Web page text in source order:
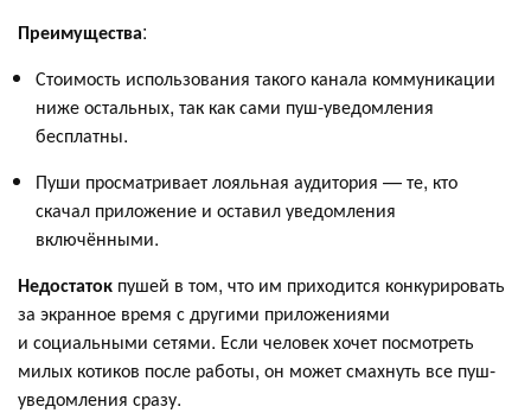
Преимущества:
Стоимость использования такого канала коммуникации
ниже остальных, так как сами пуш-уведомления
бесплатны.
Пуши просматривает лояльная аудитория — те, кто
скачал приложение и оставил уведомления
включёнными.
Недостаток пушей в том, что им приходится конкурировать
за экранное время с другими приложениями
и социальными сетями. Если человек хочет посмотреть
милых котиков после работы, он может смахнуть все пуш-
уведомления сразу.